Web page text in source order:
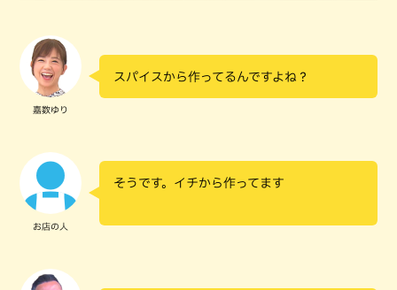
嘉数ゆり
スパイスから作ってるんですよね？
お店の人
そうです。イチから作ってます